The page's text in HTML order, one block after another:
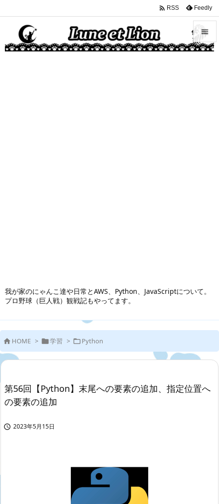
我が家のにゃんこ達や日常とAWS、Python、JavaScriptについて。
プロ野球（巨人戦）観戦記もやってます。


 RSS Feedly
 HOME > 学習 > Python
第56回【Python】末尾への要素の追加、指定位置へ
の要素の追加
 2023年5月15日